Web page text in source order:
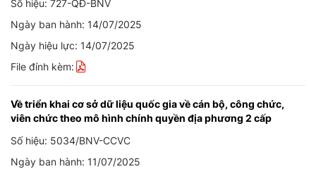
Số hiệu: 727-QĐ-BNV
Ngày ban hành: 14/07/2025
Ngày hiệu lực: 14/07/2025
File đính kèm:
Về triển khai cơ sở dữ liệu quốc gia về cán bộ, công chức,
viên chức theo mô hình chính quyền địa phương 2 cấp
Số hiệu: 5034/BNV-CCVC
Ngày ban hành: 11/07/2025